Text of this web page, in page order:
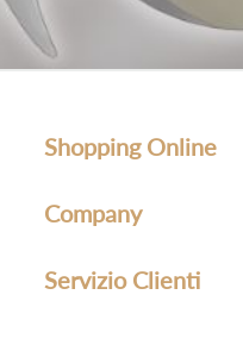
Shopping Online
Company
Servizio Clienti